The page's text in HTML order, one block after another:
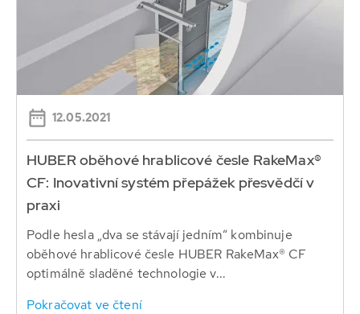
12.05.2021
HUBER oběhové hrablicové česle RakeMax®
CF: Inovativní systém přepážek přesvědčí v
praxi
Podle hesla „dva se stávají jedním“ kombinuje
oběhové hrablicové česle HUBER RakeMax® CF
optimálně sladěné technologie v...
Pokračovat ve čtení